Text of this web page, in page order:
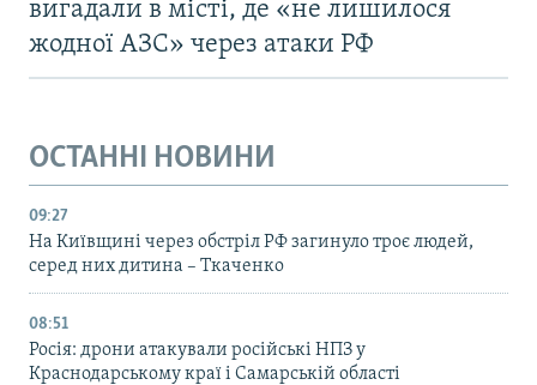
вигадали в місті, де «не лишилося
жодної АЗС» через атаки РФ
ОСТАННІ НОВИНИ
09:27
На Київщині через обстріл РФ загинуло троє людей,
серед них дитина – Ткаченко
08:51
Росія: дрони атакували російські НПЗ у
Краснодарському краї і Самарській області